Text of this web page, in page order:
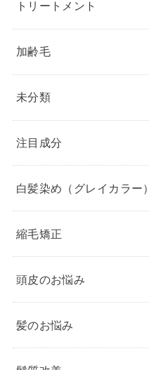
トリートメント
加齢毛
未分類
注目成分
白髪染め（グレイカラー）
縮毛矯正
頭皮のお悩み
髪のお悩み